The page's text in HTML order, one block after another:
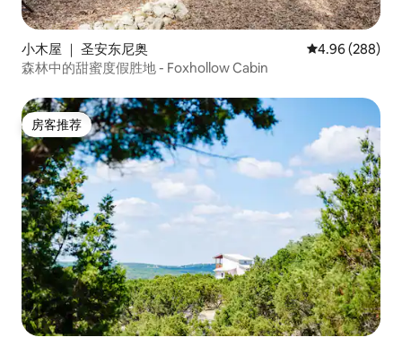
小木屋 ｜ 圣安东尼奥 平均评分 4.96
4.96 (288)
森林中的甜蜜度假胜地 - Foxhollow Cabin
房客推荐
房客推荐